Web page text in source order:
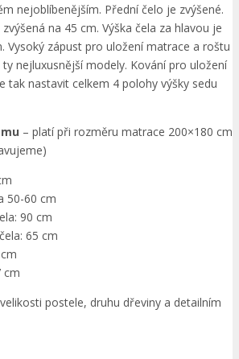
nejoblíbenějším. Přední čelo je zvýšené.
na 45 cm. Výška čela za hlavou je
Vysoký zápust pro uložení matrace a roštu
nejluxusnější modely. Kování pro uložení
tak nastavit celkem 4 polohy výšky sedu
– platí při rozměru matrace 200×180 cm
50-60 cm
90 cm
65 cm
cm
postele, druhu dřeviny a detailním